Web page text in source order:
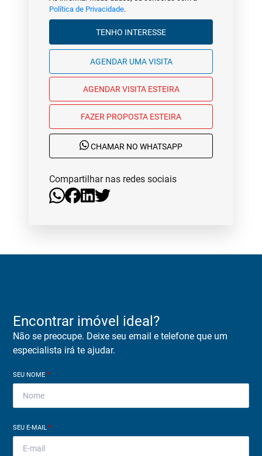
Política de Privacidade.
TENHO INTERESSE
AGENDAR UMA VISITA
AGENDAR VISITA ESTEIRA
FAZER PROPOSTA ESTEIRA
CHAMAR NO WHATSAPP
Compartilhar nas redes sociais
Encontrar imóvel ideal?
Não se preocupe. Deixe seu email e telefone que um
especialista irá te ajudar.
SEU NOME*
SEU E-MAIL*